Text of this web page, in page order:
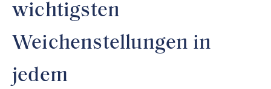
wichtigsten
Weichenstellungen in
jedem